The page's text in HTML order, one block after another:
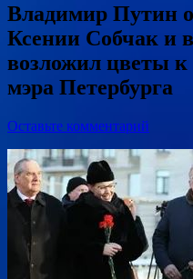
Владимир Путин
Ксении Собчак и
возложил цветы к
мэра Петербурга
Оставьте комментарий